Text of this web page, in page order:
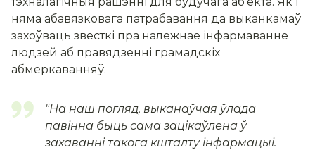
няма абавязковага патрабавання да выканкамаў
захоўваць звесткі пра належнае інфармаванне
людзей аб правядзенні грамадскіх
абмеркаванняў.
"На наш погляд, выканаўчая ўлада
павінна быць сама зацікаўлена ў
захаванні такога кшталту інфармацыі.